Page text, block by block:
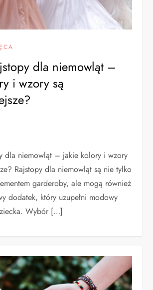
dla niemowląt –
i wzory są
dla niemowląt – jakie kolory i wzory
Rajstopy dla niemowląt są nie tylko
garderoby, ale mogą również
dodatek, który uzupełni modowy
Wybór […]